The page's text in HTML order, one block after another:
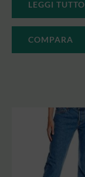
LEGGI TUTTO
COMPARA